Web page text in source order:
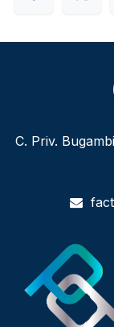
C. Priv.